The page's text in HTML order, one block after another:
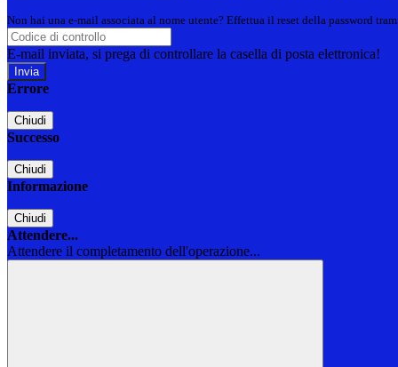
Non hai una e-mail associata al nome utente? Effettua il reset della password
E-mail inviata, si prega di controllare la casella di posta elettronica!
Errore
Chiudi
Successo
Chiudi
Informazione
Chiudi
Attendere...
Attendere il completamento dell'operazione...